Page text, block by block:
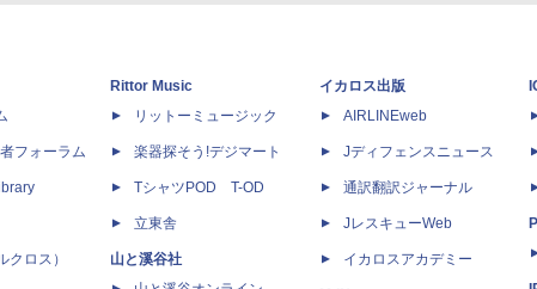
フォーラム
クロス）
Rittor Music
リットーミュージック
楽器探そう!デジマート
TシャツPOD T-OD
立東舎
山と溪谷社
イカロス出版
AIRLINEweb
Jディフェンスニュース
通訳翻訳ジャーナル
JレスキューWeb
イカロスアカデミー